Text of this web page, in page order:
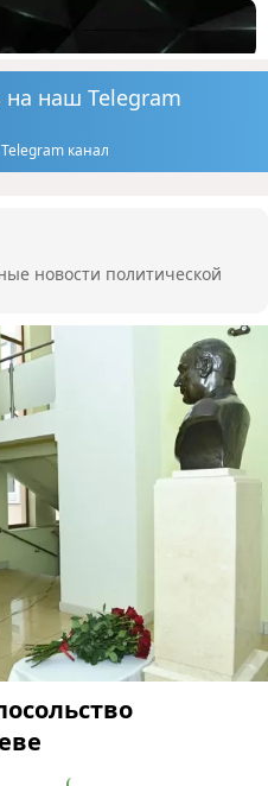
наш Telegram
канал
новости политической